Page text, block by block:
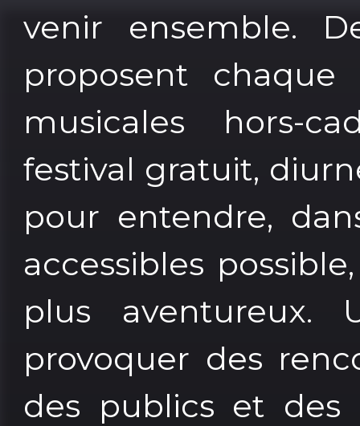
venir ensemble.
proposent chaque
musicales hors-
festival gratuit,
pour entendre,
accessibles
plus aventureux.
provoquer des
des publics et des